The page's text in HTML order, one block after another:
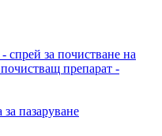
пазаруване